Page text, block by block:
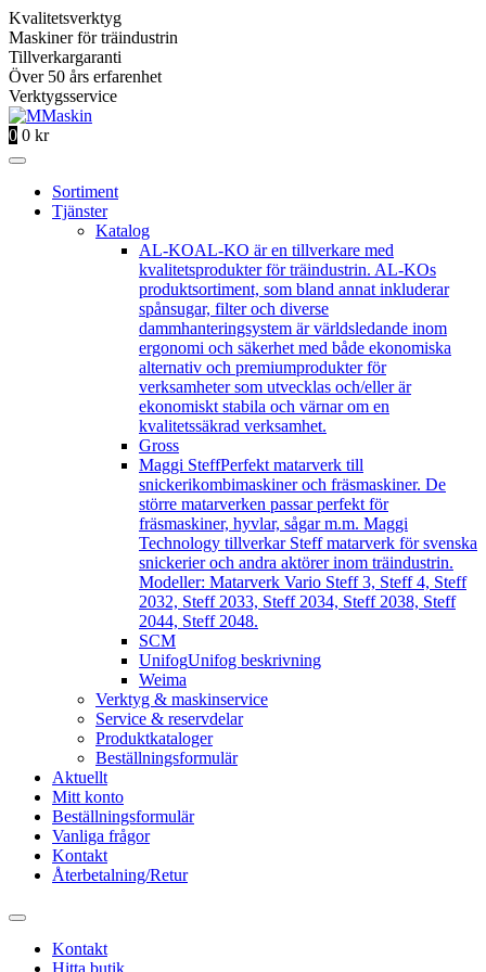
Kvalitetsverktyg
Maskiner för träindustrin
Tillverkargaranti
Över 50 års erfarenhet
Verktygsservice
0 0 kr
Sortiment
Tjänster
Katalog
AL-KOAL-KO är en tillverkare med
kvalitetsprodukter för träindustrin. AL-KOs
produktsortiment, som bland annat inkluderar
spånsugar, filter och diverse
dammhanteringsystem är världsledande inom
ergonomi och säkerhet med både ekonomiska
alternativ och premiumprodukter för
verksamheter som utvecklas och/eller är
ekonomiskt stabila och värnar om en
kvalitetssäkrad verksamhet.
Gross
Maggi SteffPerfekt matarverk till
snickerikombimaskiner och fräsmaskiner. De
större matarverken passar perfekt för
fräsmaskiner, hyvlar, sågar m.m. Maggi
Technology tillverkar Steff matarverk för svenska
snickerier och andra aktörer inom träindustrin.
Modeller: Matarverk Vario Steff 3, Steff 4, Steff
2032, Steff 2033, Steff 2034, Steff 2038, Steff
2044, Steff 2048.
SCM
UnifogUnifog beskrivning
Weima
Verktyg & maskinservice
Service & reservdelar
Produktkataloger
Beställningsformulär
Aktuellt
Mitt konto
Beställningsformulär
Vanliga frågor
Kontakt
Återbetalning/Retur
Kontakt
Hitta butik